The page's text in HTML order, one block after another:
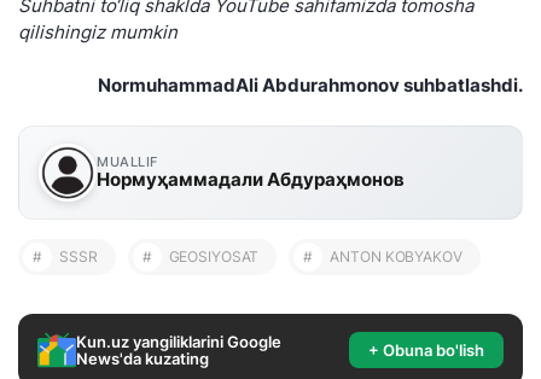
Suhbatni to‘liq shaklda YouTube sahifamizda tomosha
qilishingiz mumkin
NormuhammadAli Abdurahmonov suhbatlashdi.
MUALLIF
Нормуҳаммадали Абдураҳмонов
# SSSR # GEOSIYOSAT # ANTON KOBYAKOV
Kun.uz yangiliklarini Google
News'da kuzating
+ Obuna bo'lish